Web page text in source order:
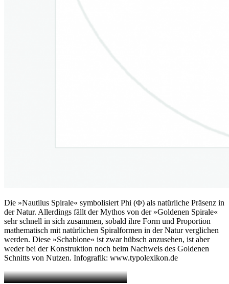
Die »Nautilus Spirale« symbolisiert Phi (Φ) als natürliche Präsenz in
der Natur. Allerdings fällt der Mythos von der »Goldenen Spirale«
sehr schnell in sich zusammen, sobald ihre Form und Proportion
mathematisch mit natürlichen Spiralformen in der Natur verglichen
werden. Diese »Schablone« ist zwar hübsch anzusehen, ist aber
weder bei der Konstruktion noch beim Nachweis des Goldenen
Schnitts von Nutzen. Infografik: www.typolexikon.de